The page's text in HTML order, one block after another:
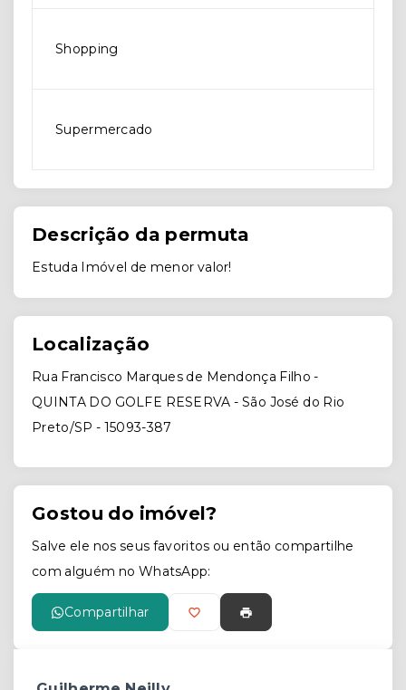
Shopping
Supermercado
Descrição da permuta
Estuda Imóvel de menor valor!
Localização
Rua Francisco Marques de Mendonça Filho -
QUINTA DO GOLFE RESERVA - São José do Rio
Preto/SP - 15093-387
Gostou do imóvel?
Salve ele nos seus favoritos ou então compartilhe
com alguém no WhatsApp:
Compartilhar